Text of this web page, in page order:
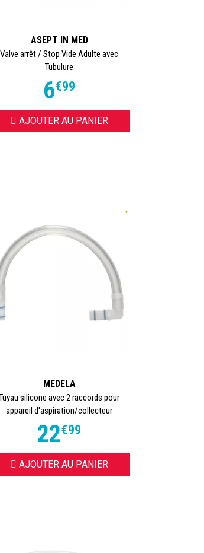
ASEPT IN MED
Valve arrêt / Stop Vide Adulte avec
Tubulure
6€99
AJOUTER AU PANIER
MEDELA
silicone avec 2 raccords pour
appareil d'aspiration/collecteur
22€99
AJOUTER AU PANIER